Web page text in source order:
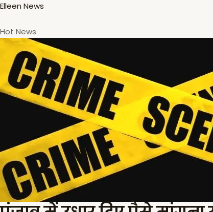
Skip
content
Elleen News
Hot News